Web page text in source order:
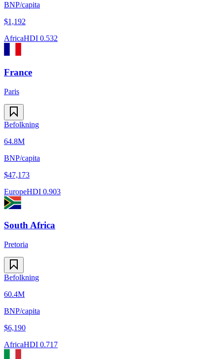
BNP/capita
$1,192
AfricaHDI 0.532
France
Paris
Befolkning
64.8M
BNP/capita
$47,173
EuropeHDI 0.903
South Africa
Pretoria
Befolkning
60.4M
BNP/capita
$6,190
AfricaHDI 0.717